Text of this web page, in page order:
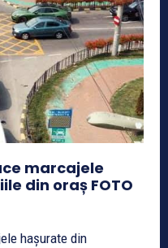
marcajele
din oraș FOTO
hașurate din